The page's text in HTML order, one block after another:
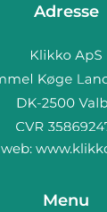
Adresse
web:
Menu